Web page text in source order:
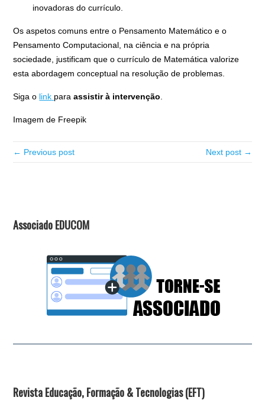
inovadoras do currículo.
Os aspetos comuns entre o Pensamento Matemático e o
Pensamento Computacional, na ciência e na própria
sociedade, justificam que o currículo de Matemática valorize
esta abordagem conceptual na resolução de problemas.
Siga o link paraassistir à intervenção
Imagem de Freepik
← Previous post Next post →
Associado EDUCOM
Revista Educação, Formação & Tecnologias (EFT)